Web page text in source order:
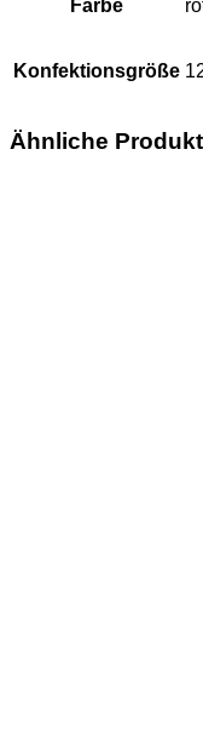
Farbe
Konfektionsgröße
Ähnliche